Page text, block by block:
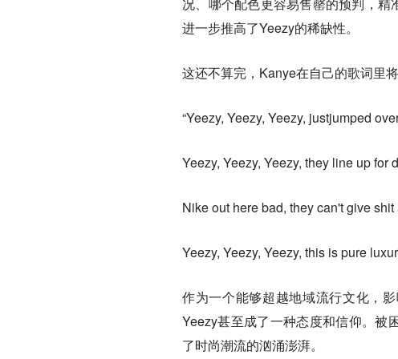
进一步推高了Yeezy的稀缺性。
这还不算完，Kanye在自己的歌词里
“Yeezy, Yeezy, Yeezy, justjumped
Yeezy, Yeezy, Yeezy, they line up for
Nike out here bad, they can't give
Yeezy, Yeezy, Yeezy, this is pure
作为一个能够超越地域流行文化，
Yeezy甚至成了一种态度和信仰。被
了时尚潮流的汹涌澎湃。